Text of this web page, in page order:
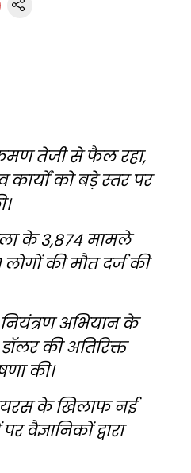
तेजी से फैल रहा,
को बड़े स्तर पर
के 3,874 मामले
की मौत दर्ज की
अभियान के
की अतिरिक्त
की।
के खिलाफ नई
द्वारा